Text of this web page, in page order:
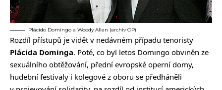
Plácido Domingo a Woody Allen (archiv OP)
Rozdíl přístupů je vidět v nedávném případu tenoristy
Plácida Dominga. Poté, co byl letos Domingo obviněn ze
sexuálního obtěžování, přední evropské operní domy,
hudební festivaly i kolegové z oboru se předháněli